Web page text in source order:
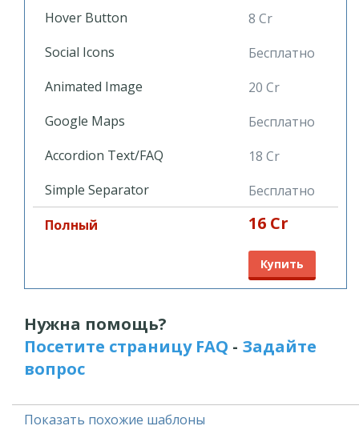
Blossom Corner is waiting for you.
Hover Button
8 Cr
Social Icons
Бесплатно
Animated Image
20 Cr
Google Maps
Бесплатно
Accordion Text/FAQ
18 Cr
Simple Separator
Бесплатно
Полный
16 Cr
Купить
Нужна помощь?
Посетите страницу FAQ - Задайте
вопрос
Показать похожие шаблоны